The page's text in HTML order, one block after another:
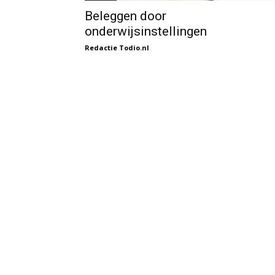
Beleggen door
onderwijsinstellingen
Redactie Todio.nl